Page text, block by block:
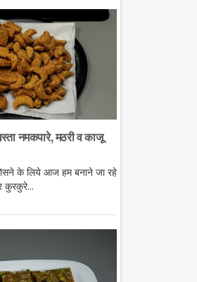
नमकपारे, मठरी व काजू
के लिये आज हम बनाने जा रहे
कुरकुरे...